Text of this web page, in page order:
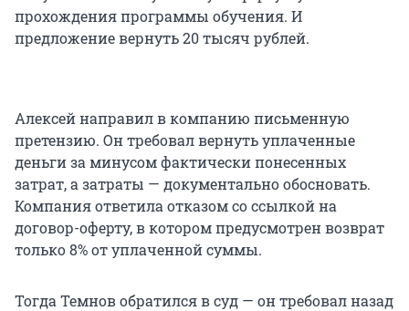
прохождения программы обучения. И
предложение вернуть 20 тысяч рублей.
Алексей направил в компанию письменную
претензию. Он требовал вернуть уплаченные
деньги за минусом фактически понесенных
затрат, а затраты — документально обосновать.
Компания ответила отказом со ссылкой на
договор-оферту, в котором предусмотрен возврат
только 8% от уплаченной суммы.
Тогда Темнов обратился в суд — он требовал назад